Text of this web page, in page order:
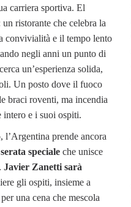
carriera sportiva. El
ristorante che celebra la
convivialità e il tempo lento
negli anni un punto di
un’esperienza solida,
Un posto dove il fuoco
braci roventi, ma incendia
intero e i suoi ospiti.
, l’Argentina prende ancora
serata speciale che unisce
Javier Zanetti sarà
gli ospiti, insieme a
una cena che mescola